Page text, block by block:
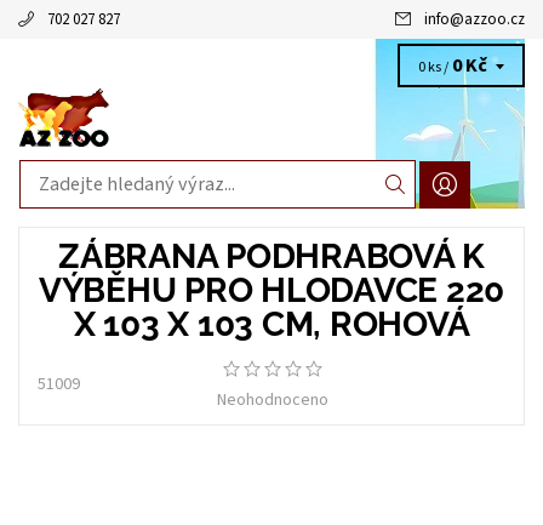
702 027 827 info@azzoo.cz
0 ks / 0 Kč
ZÁBRANA PODHRABOVÁ K
VÝBĚHU PRO HLODAVCE 220
X 103 X 103 CM, ROHOVÁ
51009
Neohodnoceno